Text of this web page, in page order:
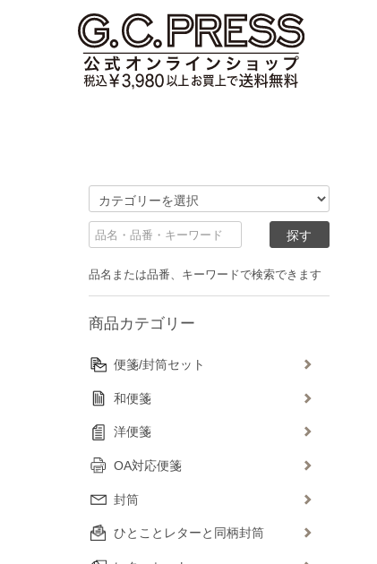
品名または品番、キーワードで検索できます
商品カテゴリー
便箋/封筒セット
和便箋
洋便箋
OA対応便箋
封筒
ひとことレターと同柄封筒